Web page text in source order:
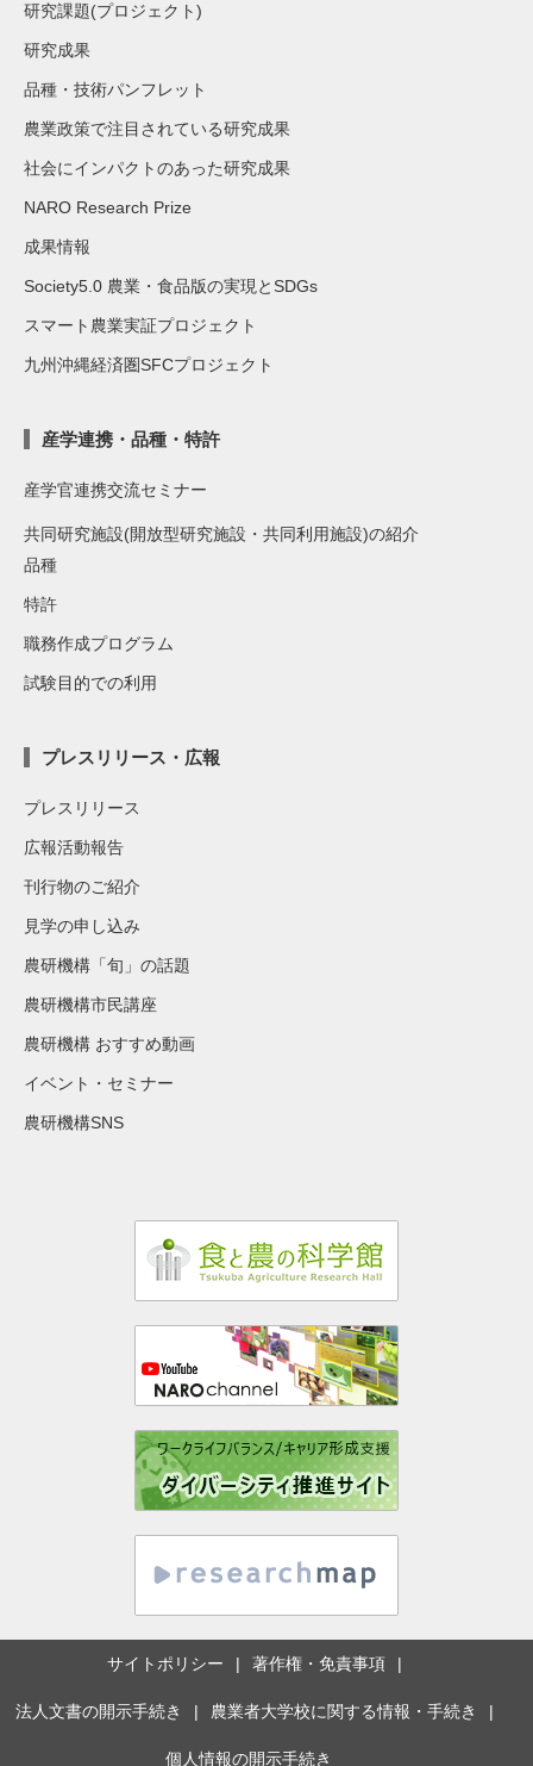
研究課題(プロジェクト)
研究成果
品種・技術パンフレット
農業政策で注目されている研究成果
社会にインパクトのあった研究成果
NARO Research Prize
成果情報
Society5.0 農業・食品版の実現とSDGs
スマート農業実証プロジェクト
九州沖縄経済圏SFCプロジェクト
産学連携・品種・特許
産学官連携交流セミナー
共同研究施設(開放型研究施設・共同利用施設)の紹介
品種
特許
職務作成プログラム
試験目的での利用
プレスリリース・広報
プレスリリース
広報活動報告
刊行物のご紹介
見学の申し込み
農研機構「旬」の話題
農研機構市民講座
農研機構 おすすめ動画
イベント・セミナー
農研機構SNS
サイトポリシー 著作権・免責事項
法人文書の開示手続き 農業者大学校に関する情報・手続き
個人情報の開示手続き